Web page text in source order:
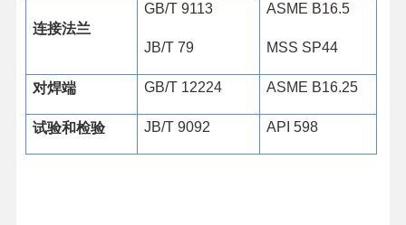
连接法兰
GB/T 9113
JB/T 79
ASME B16.5
MSS SP44
对焊端 GB/T 12224 ASME B16.25
试验和检验 JB/T 9092 API 598